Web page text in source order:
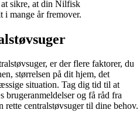
sikre, at din Nilfisk
i mange år fremover.
er der flere faktorer, du
størrelsen på dit hjem, det
situation. Tag dig tid til at
brugeranmeldelser og få råd fra
rette centralstøvsuger til dine behov.